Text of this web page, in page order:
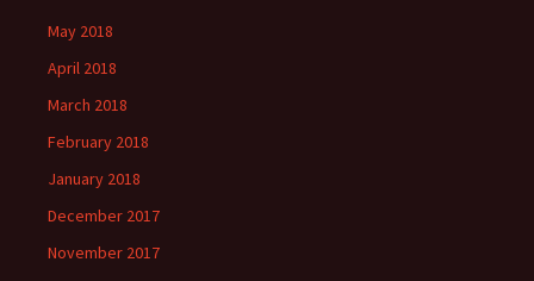
May 2018
April 2018
March 2018
February 2018
January 2018
December 2017
November 2017